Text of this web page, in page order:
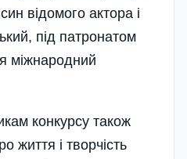
відомого актора і
під патронатом
міжнародний
конкурсу також
життя і творчість